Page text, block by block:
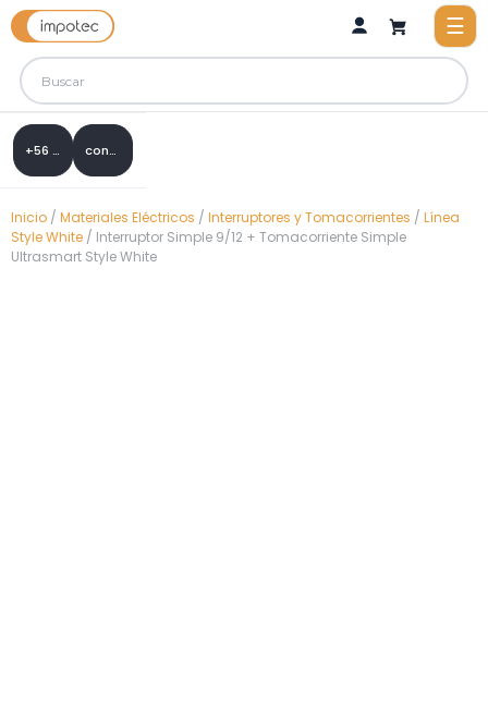
+56 9 8288 0307 contacto@impotec.cl
Inicio / Materiales Eléctricos / Interruptores y Tomacorrientes / Línea
Style White / Interruptor Simple 9/12 + Tomacorriente Simple
Ultrasmart Style White